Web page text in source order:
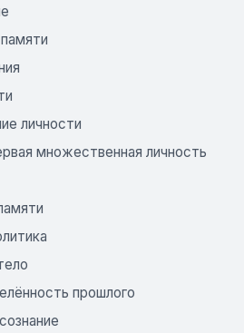
личности
множественная личность
прошлого